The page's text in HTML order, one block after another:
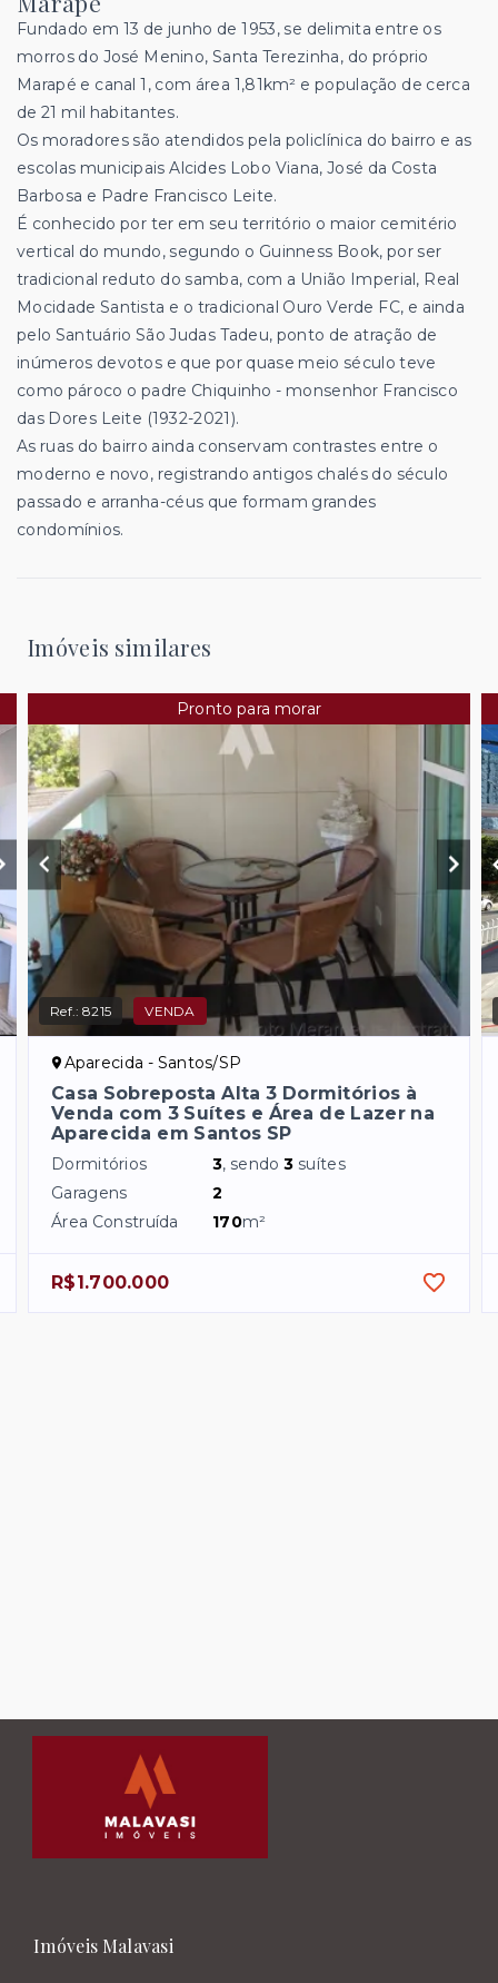
Fundado em 13 de junho de 1953, se delimita entre os
morros do José Menino, Santa Terezinha, do próprio
Marapé e canal 1, com área 1,81km² e população de cerca
de 21 mil habitantes.
Os moradores são atendidos pela policlínica do bairro e as
escolas municipais Alcides Lobo Viana, José da Costa
Barbosa e Padre Francisco Leite.
É conhecido por ter em seu território o maior cemitério
vertical do mundo, segundo o Guinness Book, por ser
tradicional reduto do samba, com a União Imperial, Real
Mocidade Santista e o tradicional Ouro Verde FC, e ainda
pelo Santuário São Judas Tadeu, ponto de atração de
inúmeros devotos e que por quase meio século teve
como pároco o padre Chiquinho - monsenhor Francisco
das Dores Leite (1932-2021).
As ruas do bairro ainda conservam contrastes entre o
moderno e novo, registrando antigos chalés do século
passado e arranha-céus que formam grandes
condomínios.
Imóveis similares
Pronto para morar
Ref.:8215 VENDA
Aparecida - Santos/SP
Casa Sobreposta Alta 3 Dormitórios à
Venda com 3 Suítes e Área de Lazer na
Aparecida em Santos SP
Dormitórios 3, sendo3 suítes
Garagens
2
Área Construída
170m²
R$1.700.000
Imóveis Malavasi